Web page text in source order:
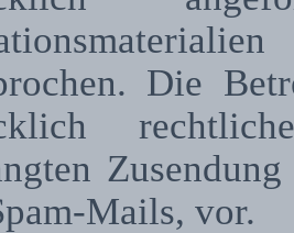
Die
Mails, vor.